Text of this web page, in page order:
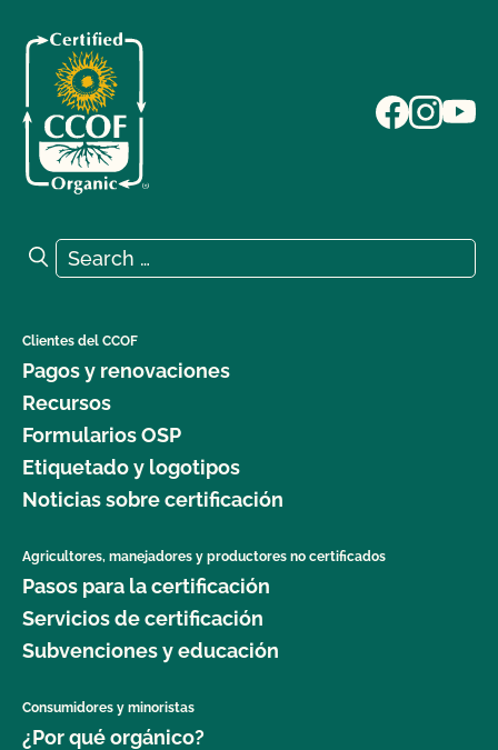
Search for:
Search
Clientes del CCOF
Pagos y renovaciones
Recursos
Formularios OSP
Etiquetado y logotipos
Noticias sobre certificación
Agricultores, manejadores y productores no certificados
Pasos para la certificación
Servicios de certificación
Subvenciones y educación
Consumidores y minoristas
¿Por qué orgánico?